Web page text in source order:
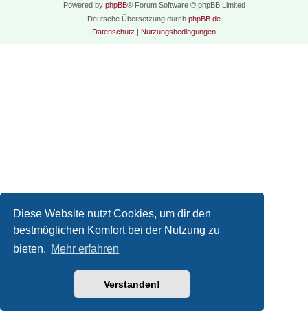
Diese Website nutzt Cookies, um dir den
bestmöglichen Komfort bei der Nutzung zu
bieten. Mehr erfahren
Verstanden!
Powered by phpBB® Forum Software © phpBB Limited
Deutsche Übersetzung durch phpBB.de
Datenschutz | Nutzungsbedingungen